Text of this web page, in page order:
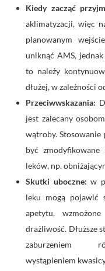
Kiedy zacząć
aklimatyzacji, więc
planowanym
uniknąć AMS,
to należy
dłużej, w zależności
Przeciwwskazania:
jest zalecany
wątroby.
być
leków, np.
Skutki uboczne: w
leku mogą pojawić
apetytu,
drażliwość. Dłuższe
zaburzeniem
wystąpieniem